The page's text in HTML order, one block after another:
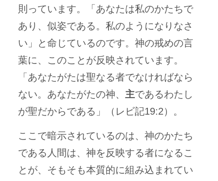
則っています。「あなたは私のかたちで
あり、似姿である。私のようになりなさ
い」と命じているのです。神の戒めの言
葉に、このことが反映されています。
「あなたがたは聖なる者でなければなら
ない。あなたがたの神、 主であるわたし
が聖だからである」（レビ記19:2）。
ここで暗示されているのは、神のかたち
である人間は、神を反映する者になるこ
とが、そもそも本質的に組み込まれてい